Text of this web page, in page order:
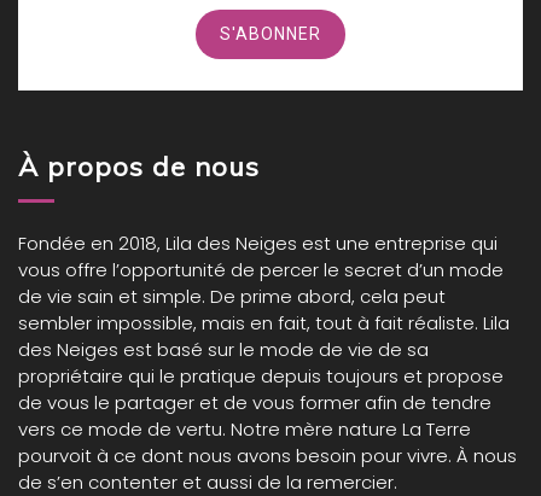
À propos de nous
Fondée en 2018, Lila des Neiges est une entreprise qui
vous offre l’opportunité de percer le secret d’un mode
de vie sain et simple. De prime abord, cela peut
sembler impossible, mais en fait, tout à fait réaliste. Lila
des Neiges est basé sur le mode de vie de sa
propriétaire qui le pratique depuis toujours et propose
de vous le partager et de vous former afin de tendre
vers ce mode de vertu. Notre mère nature La Terre
pourvoit à ce dont nous avons besoin pour vivre. À nous
de s’en contenter et aussi de la remercier.